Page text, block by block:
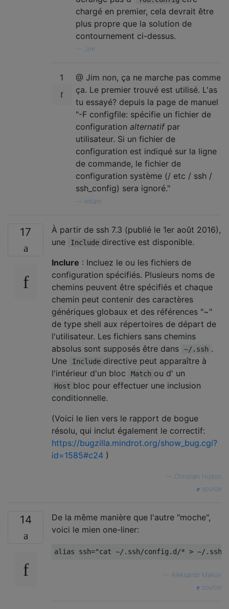
chargé en premier, cela devrait être
plus propre que la solution de
contournement ci-dessus.
Jim
1
@ Jim non, ça ne marche pas comme
ça. Le premier trouvé est utilisé. L'as
tu essayé? depuis la page de manuel
"-F configfile: spécifie un fichier de
configuration alternatifpar
utilisateur. Si un fichier de
configuration est indiqué sur la ligne
de commande, le fichier de
configuration système (/ etc / ssh /
ssh_config) sera ignoré."
estani
17
À partir de ssh 7.3 (publié le 1er août 2016),
une
Include directive est disponible.
Inclure : Incluez le ou les fichiers de
configuration spécifiés. Plusieurs noms de
chemins peuvent être spécifiés et chaque
chemin peut contenir des caractères
génériques globaux et des références "~"
de type shell aux répertoires de départ de
l'utilisateur. Les fichiers sans chemins
absolus sont supposés être dans
~/.ssh .
Une
Include directive peut apparaître à
l'intérieur d'un bloc
Match ou d' un
Host bloc pour effectuer une inclusion
conditionnelle.
(Voici le lien vers le rapport de bogue
résolu, qui inclut également le correctif:
https://bugzilla.mindrot.org/show_bug.cgi?
id=1585#c24 )
Christian Hudon
source
14
De la même manière que l'autre "moche",
voici le mien one-liner:
Aleksandr Makov
source